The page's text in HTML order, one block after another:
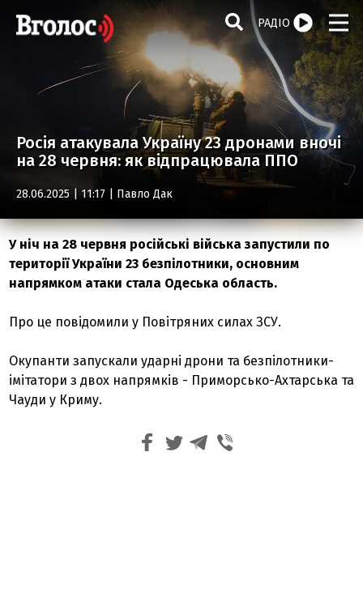
РАДІО
Росія атакувала Україну 23 дронами вночі
на 28 червня: як відпрацювала ППО
28.06.2025 | 11:17 | Павло Дак
У ніч на 28 червня російські війська запустили по
території України 23 безпілотники, основним
напрямком атаки стала Одеська область.
Про це повідомили у Повітряних силах ЗСУ.
Окупанти запускали ударні дрони та безпілотники-
імітатори з двох напрямків - Приморсько-Ахтарська та
Чауди у Криму.